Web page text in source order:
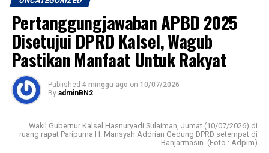
Pertanggungjawaban APBD 2025
Disetujui DPRD Kalsel, Wagub
Pastikan Manfaat Untuk Rakyat
Published 4 minggu ago on 10/07/2026
By adminBN2
Wakil Gubernur Kalsel Hasnuryadi Sulaiman, Jumat (10/07/2026) di
ruang rapat Paripurna H. Mansyah Addrian Gedung DPRD setempat di
Banjarmasin. (Foto : Adpim)